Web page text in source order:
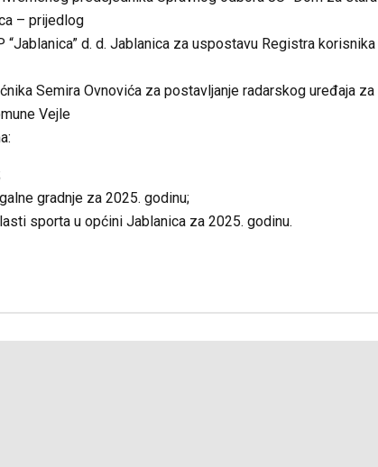
– prijedlog
“Jablanica” d. d. Jablanica za uspostavu Registra korisnika
Semira Ovnovića za postavljanje radarskog uređaja za
Vejle
gradnje za 2025. godinu;
sporta u općini Jablanica za 2025. godinu.